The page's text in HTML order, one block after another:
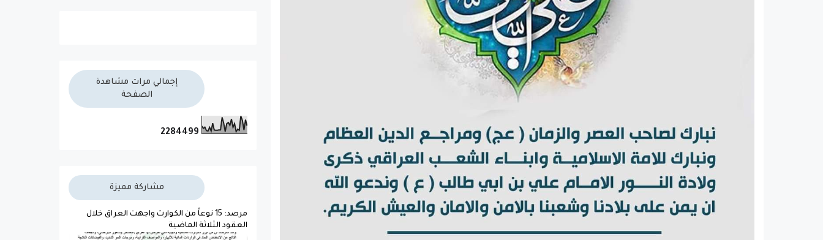
إجمالي مرات مشاهدة
الصفحة
2284499
مشاركة مميزة
مرصد: 15 نوعاً من الكوارث واجهت العراق خلال
العقود الثلاثة الماضية